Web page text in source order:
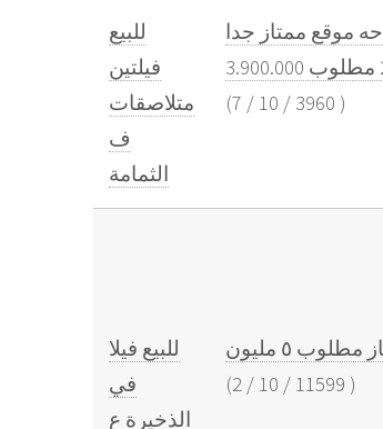
للبيع
فيلتين
متلاصقات
ف
الثمامة
كهرماء 750 متر 6 غرف مع بركه سباحه موقع ممتاز جدا
(7 / 10 / 3960 )
للبيع فيلا
في
الذخيرة ع
(2/ 10 / 11599 )